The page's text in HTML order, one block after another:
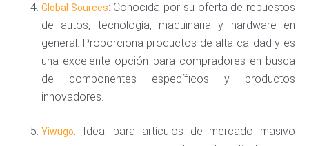
Global Sources: Conocida por su oferta de repuestos
de autos, tecnología, maquinaria y hardware en
general. Proporciona productos de alta calidad y es
una excelente opción para compradores en busca
de componentes específicos y productos
innovadores.
Yiwugo: Ideal para artículos de mercado masivo